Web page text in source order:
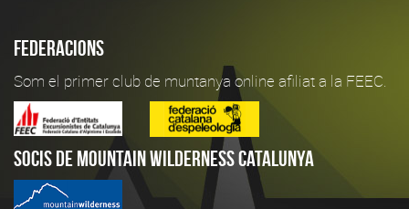
Federacions
Som el primer club de muntanya online afiliat a la FEEC.
Socis de Mountain Wilderness Catalunya